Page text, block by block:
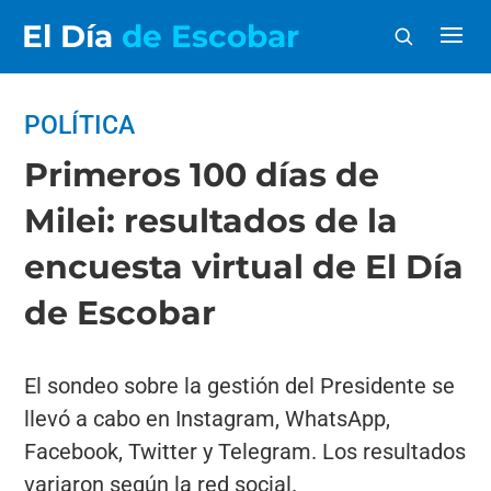
El Día de Escobar
POLÍTICA
Primeros 100 días de
Milei: resultados de la
encuesta virtual de El Día
de Escobar
El sondeo sobre la gestión del Presidente se
llevó a cabo en Instagram, WhatsApp,
Facebook, Twitter y Telegram. Los resultados
variaron según la red social.